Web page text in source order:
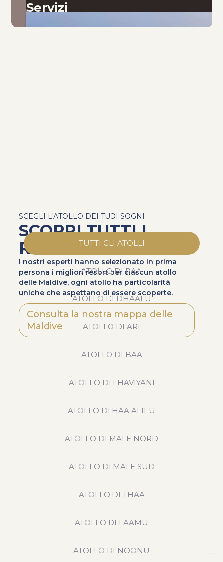
Servizi
SCEGLI L'ATOLLO DEI TUOI SOGNI
SCOPRI TUTTI I
RESORT
I nostri esperti hanno selezionato in prima
persona i migliori resort per ciascun atollo
delle Maldive, ogni atollo ha particolarità
uniche che aspettano di essere scoperte.
Consulta la nostra mappa delle
Maldive
TUTTI GLI ATOLLI
ATOLLO DI RAA
ATOLLO DI DHAALU
ATOLLO DI ARI
ATOLLO DI BAA
ATOLLO DI LHAVIYANI
ATOLLO DI HAA ALIFU
ATOLLO DI MALE NORD
ATOLLO DI MALE SUD
ATOLLO DI THAA
ATOLLO DI LAAMU
ATOLLO DI NOONU